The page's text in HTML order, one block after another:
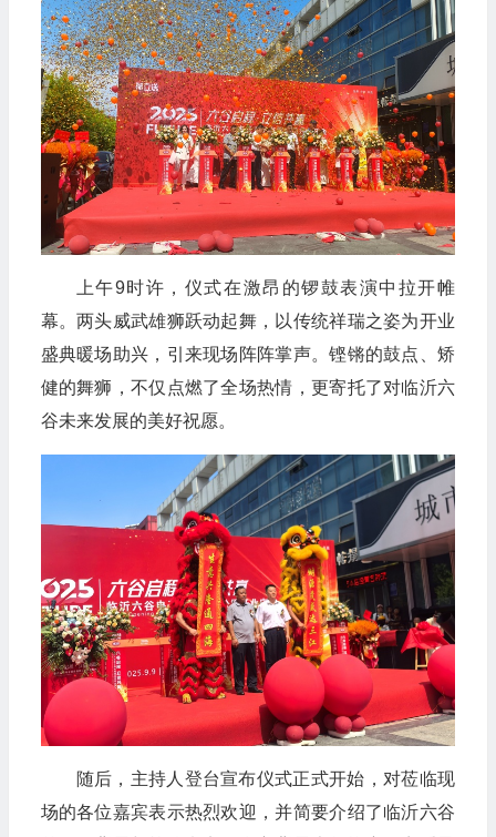
上午9时许，仪式在激昂的锣鼓表演中拉开帷
幕。两头威武雄狮跃动起舞，以传统祥瑞之姿为开业
盛典暖场助兴，引来现场阵阵掌声。铿锵的鼓点、矫
健的舞狮，不仅点燃了全场热情，更寄托了对临沂六
谷未来发展的美好祝愿。
随后，主持人登台宣布仪式正式开始，对莅临现
场的各位嘉宾表示热烈欢迎，并简要介绍了临沂六谷